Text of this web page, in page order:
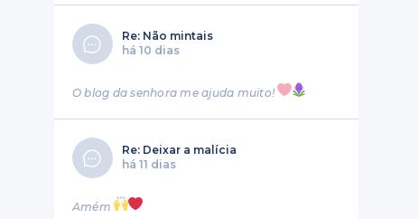
Re: Não mintais
há 10 dias
O blog da senhora me ajuda muito!
Re: Deixar a malícia
há 11 dias
Amém